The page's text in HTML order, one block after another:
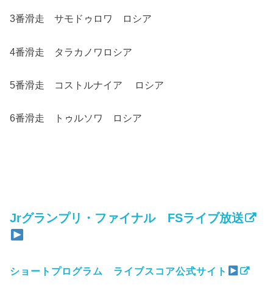
3番滑走 サモドゥロワ ロシア
4番滑走 タラカノワロシア
5番滑走 コストルナイア ロシア
6番滑走 トゥルソワ ロシア
Jrグランプリ・ファイナル FSライブ放送
ショートプログラム ライブスコア公式サイト